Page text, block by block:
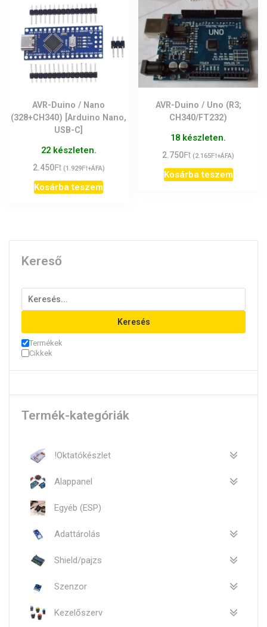
AVR-Duino / Nano
(328+CH340) [Arduino Nano,
USB-C]
22 készleten.
2.450Ft (1.929Ft+ÁFA)
Kosárba teszem
AVR-Duino / Uno (R3;
CH340/FT232)
18 készleten.
2.750Ft (2.165Ft+ÁFA)
Kosárba teszem
Kereső
Keresés
Termékek
Cikkek
Termék-kategóriák
!Oktatókészlet
Alappanel
Egyéb (ESP)
Adattárolás
Shield/pajzs
Szenzor
Kezelőszerv